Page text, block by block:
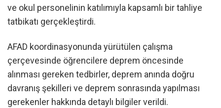
ve okul personelinin katılımıyla kapsamlı bir tahliye
tatbikatı gerçekleştirdi.
AFAD koordinasyonunda yürütülen çalışma
çerçevesinde öğrencilere deprem öncesinde
alınması gereken tedbirler, deprem anında doğru
davranış şekilleri ve deprem sonrasında yapılması
gerekenler hakkında detaylı bilgiler verildi.